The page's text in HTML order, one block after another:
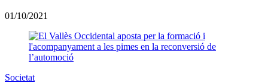
01/10/2021
Societat